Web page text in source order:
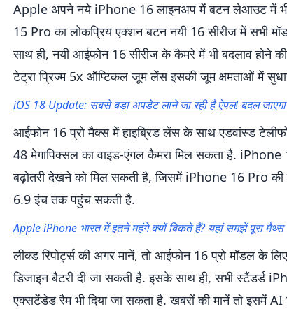
Apple अपने नये iPhone 16 लाइनअप में बटन लेआउट में
15 Pro का लोकप्रिय एक्शन बटन नयी 16 सीरीज में सभी
साथ ही, नयी आईफोन 16 सीरीज के कैमरे में भी बदलाव होने की
टेट्रा प्रिज्म 5x ऑप्टिकल जूम लेंस इसकी जूम क्षमताओं में
iOS 18 Update: सबसे बड़ा अपडेट लाने जा रही है ऐपल! बदल
आईफोन 16 प्रो मैक्स में हाइब्रिड लेंस के साथ एडवांस्ड
48 मेगापिक्सल का वाइड-एंगल कैमरा मिल सकता है.
बढ़ोतरी देखने काे मिल सकती है, जिसमें iPhone 16 Pro
6.9 इंच तक पहुंच सकती है.
Apple iPhone भारत में इतने महंगे क्यों बिकते हैं? यहां समझें पूरा मैथ्स
लीक्ड रिपोर्ट्स की अगर मानें, तो आईफोन 16 प्रो मॉडल के
डिजाइन बैटरी दी जा सकती है. इसके साथ ही, सभी स्टैंडर्ड
एक्सटेंडेड रैम भी दिया जा सकता है. खबरों की मानें तो इसमें